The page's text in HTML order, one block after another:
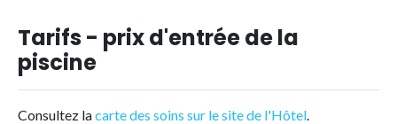
Tarifs - prix d'entrée de la
piscine
Consultez lacarte des soins sur le site de l'Hôtel.